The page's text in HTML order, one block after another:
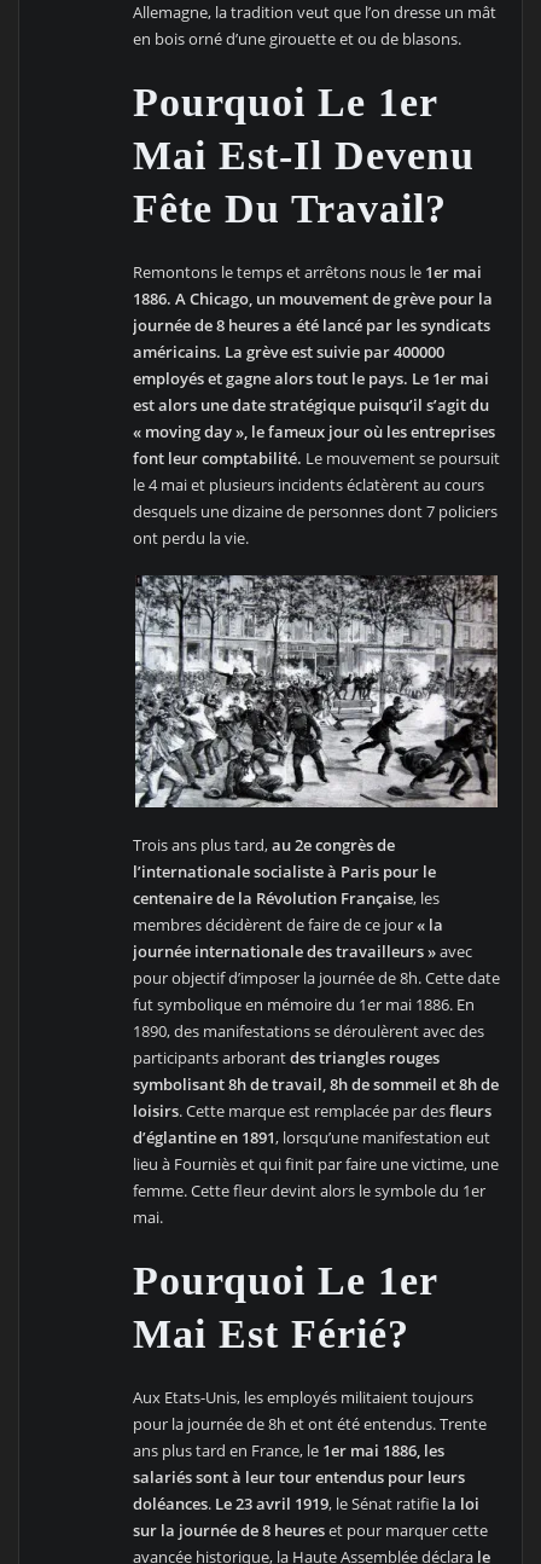
Allemagne, la tradition veut que l’on dresse un mât
en bois orné d’une girouette et ou de blasons.
Pourquoi Le 1er
Mai Est-Il Devenu
Fête Du Travail?
Remontons le temps et arrêtons nous le 1er mai
1886. A Chicago, un mouvement de grève pour la
journée de 8 heures a été lancé par les syndicats
américains. La grève est suivie par 400000
employés et gagne alors tout le pays. Le 1er mai
est alors une date stratégique puisqu’il s’agit du
« moving day », le fameux jour où les entreprises
font leur comptabilité. Le mouvement se poursuit
le 4 mai et plusieurs incidents éclatèrent au cours
desquels une dizaine de personnes dont 7 policiers
ont perdu la vie.
Trois ans plus tard,au 2e congrès de
l’internationale socialiste à Paris pour le
centenaire de la Révolution Française, les
membres décidèrent de faire de ce jour« la
journée internationale des travailleurs »avec
pour objectif d’imposer la journée de 8h. Cette date
fut symbolique en mémoire du 1er mai 1886. En
1890, des manifestations se déroulèrent avec des
participants arborantdes triangles rouges
symbolisant 8h de travail, 8h de sommeil et 8h de
loisirs. Cette marque est remplacée par desfleurs
d’églantine en 1891, lorsqu’une manifestation eut
lieu à Fourniès et qui finit par faire une victime, une
femme. Cette fleur devint alors le symbole du 1er
mai.
Pourquoi Le 1er
Mai Est Férié?
Aux Etats-Unis, les employés militaient toujours
pour la journée de 8h et ont été entendus. Trente
ans plus tard en France, le 1er mai 1886, les
salariés sont à leur tour entendus pour leurs
doléances. Le 23 avril 1919, le Sénat ratifie la loi
sur la journée de 8 heureset pour marquer cette
avancée historique, la Haute Assemblée déclara le